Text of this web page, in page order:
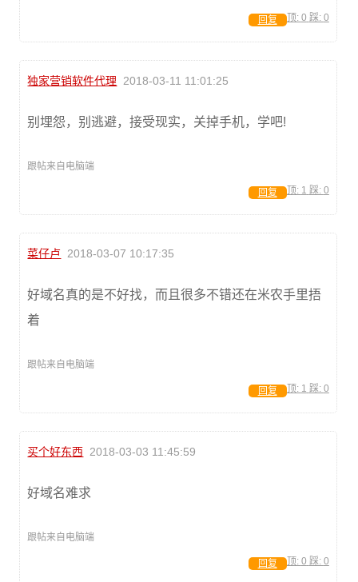
顶: 0 踩: 0
回复
独家营销软件代理 2018-03-11 11:01:25
别埋怨，别逃避，接受现实，关掉手机，学吧!
跟帖来自电脑端
顶: 1 踩: 0
回复
菜仔卢 2018-03-07 10:17:35
好域名真的是不好找，而且很多不错还在米农手里捂
着
跟帖来自电脑端
顶: 1 踩: 0
回复
买个好东西 2018-03-03 11:45:59
好域名难求
跟帖来自电脑端
顶: 0 踩: 0
回复